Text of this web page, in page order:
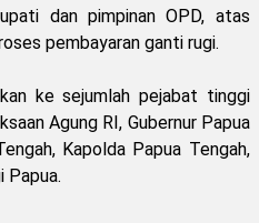
dan pimpinan OPD, atas
pembayaran ganti rugi.
ke sejumlah pejabat tinggi
Agung RI, Gubernur Papua
Kapolda Papua Tengah,
Papua.